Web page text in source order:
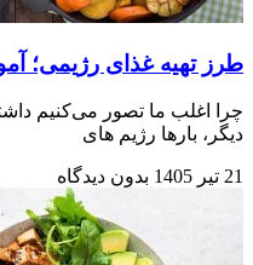
طرز تهیه غذای رژیمی؛ آموزش 11 غذای سالم
چرا اغلب ما تصور می‌کنیم
دیگر، بارها رژیم‌ های
21 تیر 1405 بدون دیدگاه